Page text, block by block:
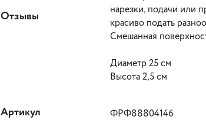
Отзывы
нарезки, подачи или
красиво подать
Смешанная
Диаметр 25 см
Высота 2,5 см
Артикул ФРФ88804146